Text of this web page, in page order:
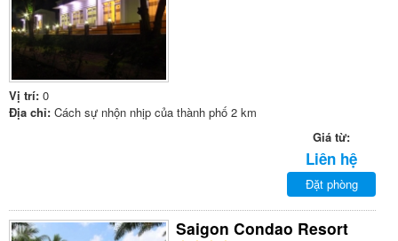
Vị trí: 0
Địa chỉ: Cách sự nhộn nhịp của thành phố 2 km
Giá từ:
Liên hệ
Đặt phòng
Saigon Condao Resort